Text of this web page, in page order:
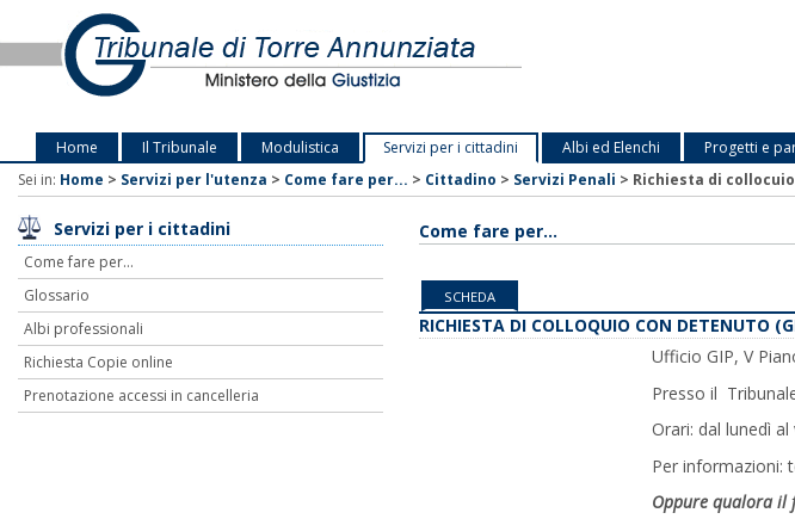
Home Il Tribunale Modulistica Servizi per i cittadini Albi ed Elenchi Progetti e
Sei in: Home > Servizi per l'utenza > Come fare per... > Cittadino > Servizi Penali > Richiesta di
Servizi per i cittadini
Come fare per...
Glossario
Albi professionali
Richiesta Copie online
Prenotazione accessi in cancelleria
Come fare per...
SCHEDA
RICHIESTA DI COLLOQUIO CON DETENUTO
Ufficio GIP, V
Presso il
Orari: dal lunedì
Per informazioni:
Oppure qualora il